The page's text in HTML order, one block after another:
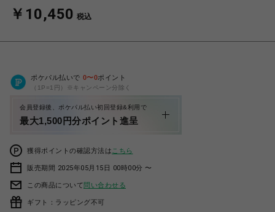
￥10,450 税込
ポケパル払いで 0〜0ポイント
（1P=1円）※キャンペーン分除く
会員登録後、ポケパル払い初回登録&利用で
最大1,500円分ポイント進呈
獲得ポイントの確認方法は こちら
販売期間 2025年05月15日 00時00分 〜
この商品について問い合わせる
ギフト：ラッピング不可